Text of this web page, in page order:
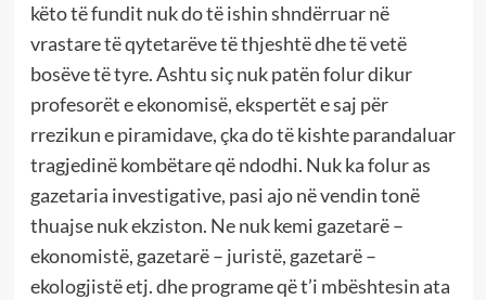
këto të fundit nuk do të ishin shndërruar në
vrastare të qytetarëve të thjeshtë dhe të vetë
bosëve të tyre. Ashtu siç nuk patën folur dikur
profesorët e ekonomisë, ekspertët e saj për
rrezikun e piramidave, çka do të kishte parandaluar
tragjedinë kombëtare që ndodhi. Nuk ka folur as
gazetaria investigative, pasi ajo në vendin tonë
thuajse nuk ekziston. Ne nuk kemi gazetarë –
ekonomistë, gazetarë – juristë, gazetarë –
ekologjistë etj. dhe programe që t’i mbështesin ata